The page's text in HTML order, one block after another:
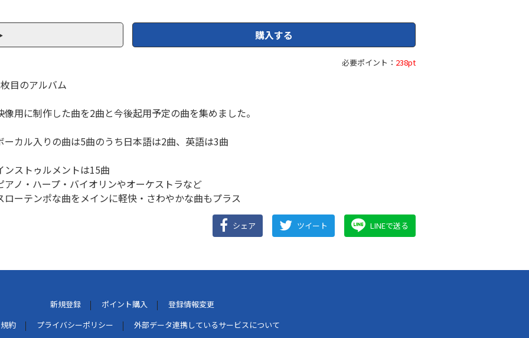
購入する
必要ポイント： 238pt
目のアルバム
像用に制作した曲を2曲と今後起用予定の曲を集めました。
ーカル入りの曲は5曲のうち日本語は2曲、英語は3曲
ンストゥルメントは15曲
アノ・ハープ・バイオリンやオーケストラなど
ローテンポな曲をメインに軽快・さわやかな曲もプラス
シェア ツイート LINEで送る
新規登録 ポイント購入
登録情報変更
約
プライバシーポリシー 外部データ連携しているサービスについて